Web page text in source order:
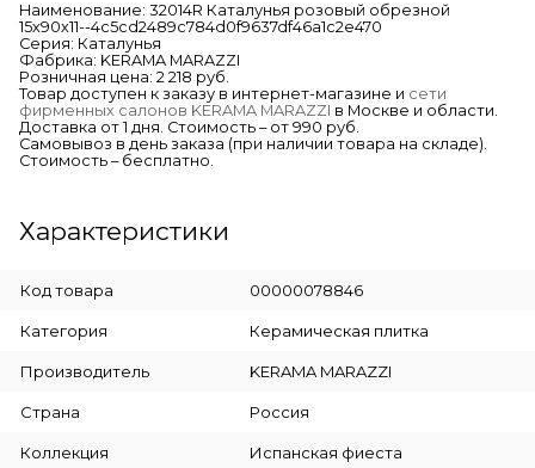
Наименование: 32014R Каталунья розовый обрезной
15х90х11--4c5cd2489c784d0f9637df46a1c2e470
Серия: Каталунья
Фабрика: KERAMA MARAZZI
Розничная цена: 2 218 руб.
Товар доступен к заказу в интернет-магазине и сети
фирменных салонов KERAMA MARAZZI в Москве и области.
Доставка от 1 дня. Стоимость – от 990 руб.
Самовывоз в день заказа (при наличии товара на складе).
Стоимость – бесплатно.
Характеристики
Код товара 00000078846
Категория Керамическая плитка
Производитель KERAMA MARAZZI
Страна Россия
Коллекция Испанская фиеста